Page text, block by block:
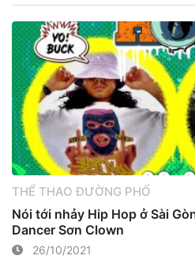
THỂ THAO ĐƯỜNG PHỐ
Nói tới nhảy Hip Hop ở Sài
Dancer Sơn Clown
26/10/2021